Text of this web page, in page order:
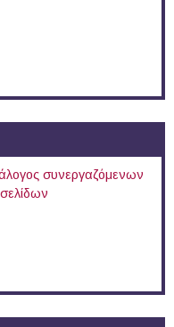
συνεργαζόμενων